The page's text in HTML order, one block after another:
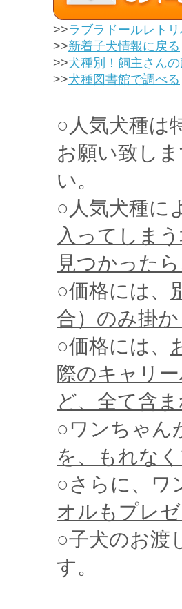
>>ラブラドールレト
>>新着子犬情報に戻る
>>犬種別！飼主さん
>>犬種図書館で調べる
○人気犬種は
お願い致し
い。
○人気犬種に
入ってしま
見つかった
○価格には、
合）のみ掛
○価格には、
際のキャリ
ど、全て含
○ワンちゃん
を、もれな
○さらに、ワ
オルもプレ
○子犬のお渡
す。